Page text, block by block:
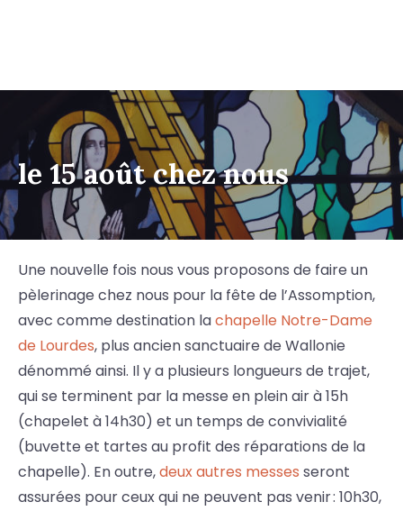
le 15 août chez nous
Une nouvelle fois nous vous proposons de faire un
pèlerinage chez nous pour la fête de l’Assomption,
avec comme destination lachapelle Notre-Dame
de Lourdes, plus ancien sanctuaire de Wallonie
dénommé ainsi. Il y a plusieurs longueurs de trajet,
qui se terminent par la messe en plein air à 15h
(chapelet à 14h30) et un temps de convivialité
(buvette et tartes au profit des réparations de la
chapelle). En outre,deux autres messes seront
assurées pour ceux qui ne peuvent pas venir : 10h30,